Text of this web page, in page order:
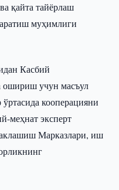
қайта тайёрлаш
муҳимлиги
Касбий
ошириш учун масъул
кооперацияни
меҳнат эксперт
Марказлари, иш